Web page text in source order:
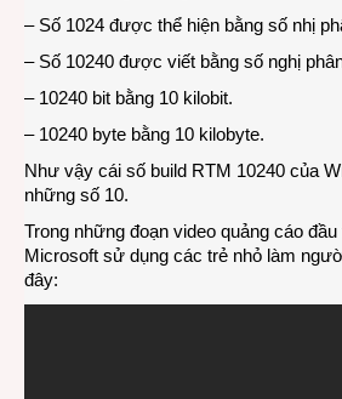
– Số 1024 được thể hiện bằng số nhị
– Số 10240 được viết bằng số nghị
– 10240 bit bằng 10 kilobit.
– 10240 byte bằng 10 kilobyte.
Như vậy cái số build RTM 10240 của
những số 10.
Trong những đoạn video quảng cáo
Microsoft sử dụng các trẻ nhỏ làm
đây: